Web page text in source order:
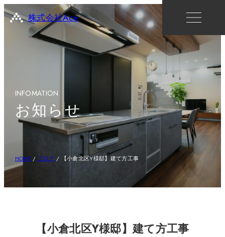
株式会社Ace
INFOMATION
お知らせ
HOME/ ブログ / 【小倉北区Y様邸】建て方工事
【小倉北区Y様邸】建て方工事